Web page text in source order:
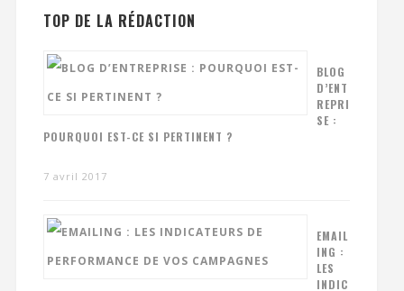
TOP DE LA RÉDACTION
BLOG
D’ENT
REPRI
SE :
POURQUOI EST-CE SI PERTINENT ?
7 avril 2017
EMAIL
ING :
LES
INDIC